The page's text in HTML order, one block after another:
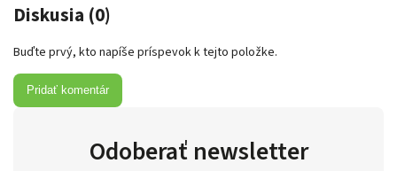
Diskusia (0)
Buďte prvý, kto napíše príspevok k tejto položke.
Pridať komentár
Odoberať newsletter